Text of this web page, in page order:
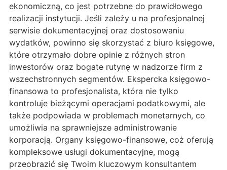
ekonomiczną, co jest potrzebne do prawidłowego
realizacji instytucji. Jeśli zależy u na profesjonalnej
serwisie dokumentacyjnej oraz dostosowaniu
wydatków, powinno się skorzystać z biuro księgowe,
które otrzymało dobre opinie z różnych stron
inwestorów oraz bogate rutynę w nadzorze firm z
wszechstronnych segmentów. Ekspercka księgowo-
finansowa to profesjonalista, która nie tylko
kontroluje bieżącymi operacjami podatkowymi, ale
także podpowiada w problemach monetarnych, co
umożliwia na sprawniejsze administrowanie
korporacją. Organy księgowo-finansowe, coż oferują
kompleksowe usługi dokumentacyjne, mogą
przeobrazić się Twoim kluczowym konsultantem